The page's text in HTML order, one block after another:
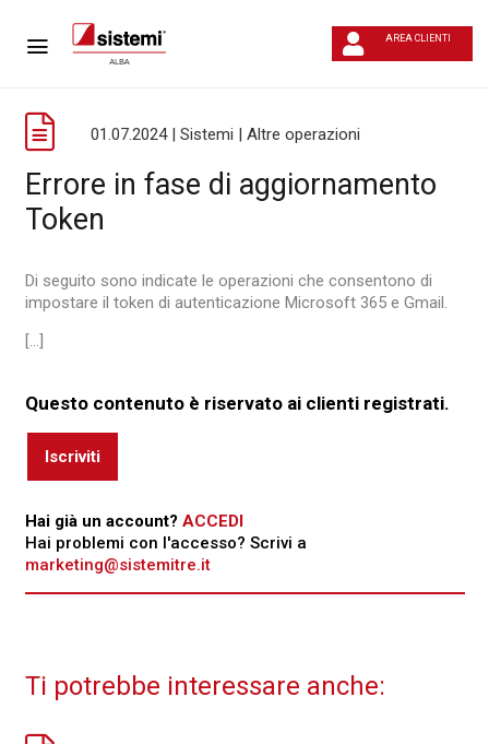
AREA CLIENTI
01.07.2024 | Sistemi | Altre operazioni
Errore in fase di aggiornamento
Token
Di seguito sono indicate le operazioni che consentono di
impostare il token di autenticazione Microsoft 365 e Gmail.
[...]
Questo contenuto è riservato ai clienti registrati.
Iscriviti
Hai già un account? ACCEDI
Hai problemi con l'accesso? Scrivi a
marketing@sistemitre.it
Ti potrebbe interessare anche: